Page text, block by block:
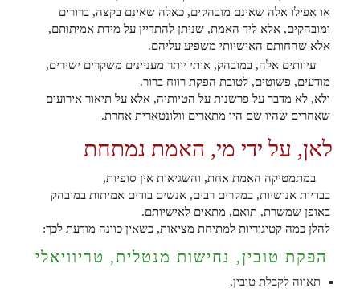
או אפילו אלה שאינם מובהקים, כאלה שאינם בקצה, ברורים
ומובהקים, אלא ליד האמת, שניתן להתדיין על מידת אמיתותם,
אלא שהחותם האישיותי משפיע עליהם.
עיוותים אלה, במובהק, אותי יותר מעניינים משקרים ישירים,
מודעים, פשוטים, לטובת הפקת רווח ברור.
ולא, לא מדבר על פרשנות על הטיותיה, אלא על תיאור אירועים
שאחרים שהיו שם היו מתארים וולונטארית אחרת.
לאן, על ידי מי, האמת נמתחת
במתמטיקה האמת אחת, והשגיאות אין סופיות,
בבדיות אנושיות, במקרים רבים, אנשים בודים אמיתות במובהק
באופן שמשרת, תואם, מתאים לאישיותם.
להלן כמה קטיגוריות למתיחת מציאות, כשאין כוונה מודעת לכך:
הפקת טובין, נחישות מנטלית, טריוויאלי
תאווה לקבלת טובין,